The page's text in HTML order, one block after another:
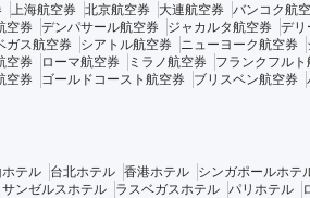
上海航空券 北京航空券 大連航空券 バンコク航
空券 デンパサール航空券 ジャカルタ航空券 デリ
ガス航空券 シアトル航空券 ニューヨーク航空券
空券 ローマ航空券 ミラノ航空券 フランクフルト
空券 ゴールドコースト航空券 ブリスベン航空券
テル 台北ホテル 香港ホテル シンガポールホテ
サンゼルスホテル ラスベガスホテル パリホテル